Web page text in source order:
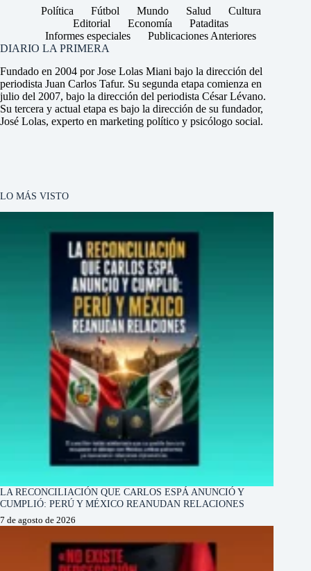
Política Fútbol Mundo Salud
Cultura
Editorial
Economía
Pataditas
Informes especiales
Publicaciones Anteriores
DIARIO LA PRIMERA
Fundado en 2004 por Jose Lolas Miani bajo la dirección del
periodista Juan Carlos Tafur. Su segunda etapa comienza en
julio del 2007, bajo la dirección del periodista César Lévano.
Su tercera y actual etapa es bajo la dirección de su fundador,
José Lolas, experto en marketing político y psicólogo social.
LO MÁS VISTO
LA RECONCILIACIÓN QUE CARLOS ESPÁ ANUNCIÓ Y
CUMPLIÓ: PERÚ Y MÉXICO REANUDAN RELACIONES
7 de agosto de 2026